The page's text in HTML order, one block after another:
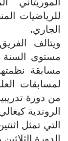
الجاري.
ويتالف
مستوى السنة
مسابقة
من دورة
الروندية
التي تمثل
الدورة